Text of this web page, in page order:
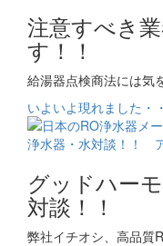
注意すべき
す！！
給湯器点検商法には気
いよいよ現れました・
グッドハー
対談！！
弊社イチオシ、高品質